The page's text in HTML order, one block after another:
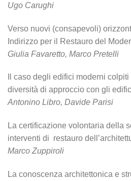
Ugo Carughi
Verso nuovi (consapevoli)
Indirizzo per il Restauro del
Giulia Favaretto, Marco Pretelli
Il caso degli edifici moderni
diversità di approccio con gli
Antonino Libro, Davide Parisi
La certificazione volontaria della
interventi di restauro
Marco Zuppiroli
La conoscenza architettonica e